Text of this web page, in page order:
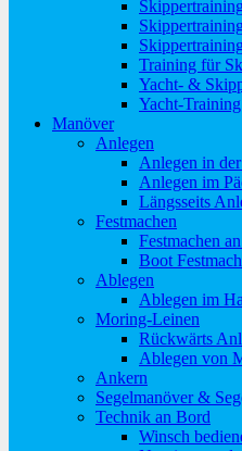
Training für
Yacht- &
Yacht-
Manöver
Anlegen
Anlegen in
Anlegen im
Längsseits
Festmachen
Festmachen
Boot
Ablegen
Ablegen im
Moring-Leinen
Rückwärts
Ablegen von
Ankern
Segelmanöver &
Technik an Bord
Winsch